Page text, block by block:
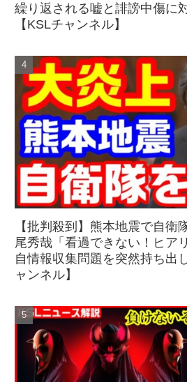
繰り返される嘘と誹謗中傷に
【KSLチャンネル】
【批判殺到】熊本地震で自
尾秀哉「看過できない！ヒア
自情報収集問題を突然持ち出
ャンネル】